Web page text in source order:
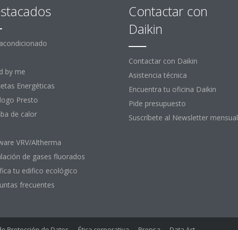
by me
Energéticas
Presto
de calor
VRV/Altherma
de gases fluorados
tu edifico ecológico
frecuentes
Contactar con
Daikin
Contactar con Daikin
Asistencia técnica
Encuentra tu oficina Daikin
Pide presupuesto
Suscríbete al Newsletter mensual